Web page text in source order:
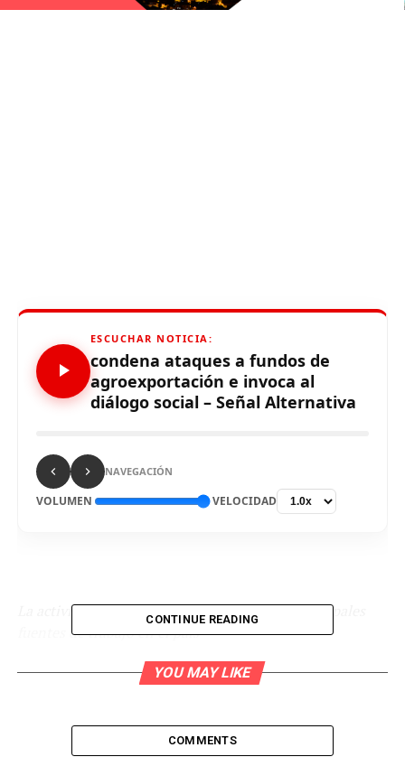
ESCUCHAR NOTICIA:
condena ataques a fundos de
agroexportación e invoca al
diálogo social – Señal Alternativa
NAVEGACIÓN
VOLUMEN VELOCIDAD
La actividad agroexportadora es una de las principales
fuentes de trabajo en el país
El Ministerio de Desarrollo Agrario y Riego (MIDAGRI),
productos de agroexportación, ubicados en la región
CONTINUE READING
YOU MAY LIKE
COMMENTS